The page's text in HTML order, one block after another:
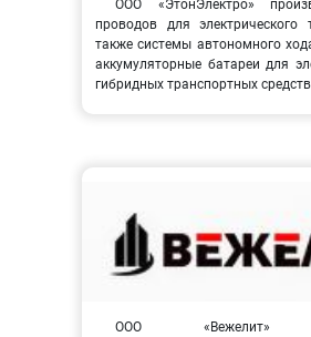
ООО «ЭтонЭлектро»
проводов для электрического
также системы автономного
аккумуляторные батареи для
гибридных транспортных
ООО «Вежелит»